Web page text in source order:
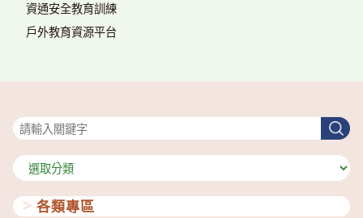
資通安全教育訓練
戶外教育資源平台
搜
尋
分
類
各類專區